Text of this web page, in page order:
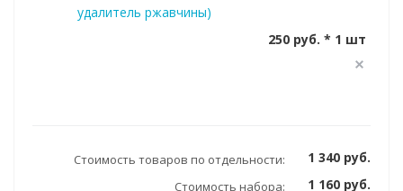
удалитель ржавчины)
250 руб. * 1 шт
Стоимость товаров по отдельности: 1 340 руб.
Стоимость набора: 1 160 руб.